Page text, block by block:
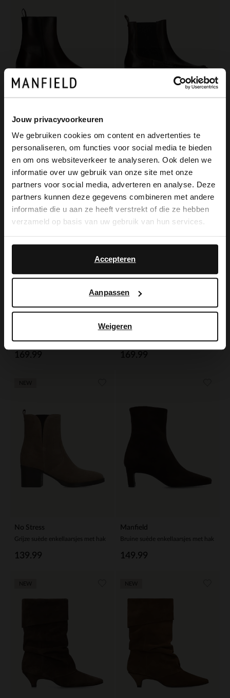
Jouw privacyvoorkeuren
We gebruiken cookies om content en advertenties te
personaliseren, om functies voor social media te bieden
en om ons websiteverkeer te analyseren. Ook delen we
informatie over uw gebruik van onze site met onze
partners voor social media, adverteren en analyse. Deze
partners kunnen deze gegevens combineren met andere
informatie die u aan ze heeft verstrekt of die ze hebben
verzameld op basis van uw gebruik van hun services.
Accepteren
Aanpassen
Weigeren
Bruine leren enkellaarsjes Donkerbruine leren chelsea boots
169.99
Manfield
NEW
No Stress
Grijze suède enkellaarsjes met hak
139.99
Manfield
Bruine suède enkellaarsjes met hak
149.99
×
View this website in English?
It looks like your language isn't Dutch. Would
you like to switch to English?
English